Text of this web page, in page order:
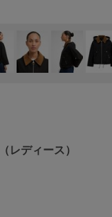
レディース）